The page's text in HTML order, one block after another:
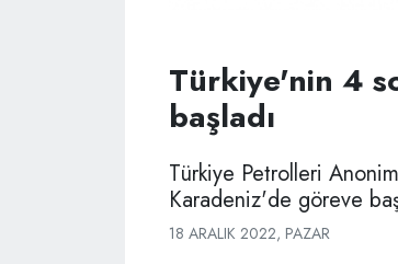
Türkiye'nin 4
başladı
Türkiye Petrolleri
Karadeniz'de göreve
18 ARALIK 2022, PAZAR